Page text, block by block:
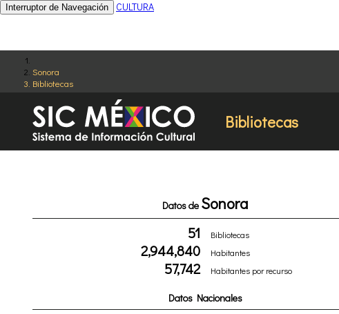
Sonora
Bibliotecas
Bibliotecas
Interruptor de Navegación CULTURA
Datos de Sonora
51 Bibliotecas
2,944,840 Habitantes
57,742 Habitantes por recurso
Datos Nacionales